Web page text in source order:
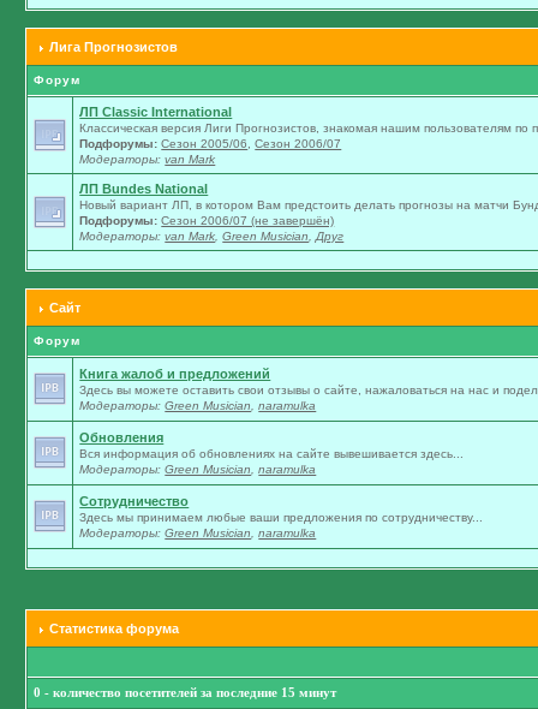
Лига Прогнозистов
Форум
ЛП Classic International
Классическая версия Лиги Прогнозистов, знакомая нашим пользователям по
Подфорумы: Сезон 2005/06 ,Сезон 2006/07
Модераторы:van Mark
ЛП Bundes National
Новый вариант ЛП, в котором Вам предстоить делать прогнозы на матчи
Подфорумы: Сезон 2006/07 (не завершён)
Модераторы:van Mark ,Green Musician ,Друг
Сайт
Форум
Книга жалоб и предложений
Здесь вы можете оставить свои отзывы о сайте, нажаловаться на нас и
Модераторы:Green Musician ,naramulka
Обновления
Вся информация об обновлениях на сайте вывешивается здесь...
Модераторы:Green Musician ,naramulka
Сотрудничество
Здесь мы принимаем любые ваши предложения по сотрудничеству...
Модераторы:Green Musician ,naramulka
Статистика форума
0 - количество посетителей за последние 15 минут